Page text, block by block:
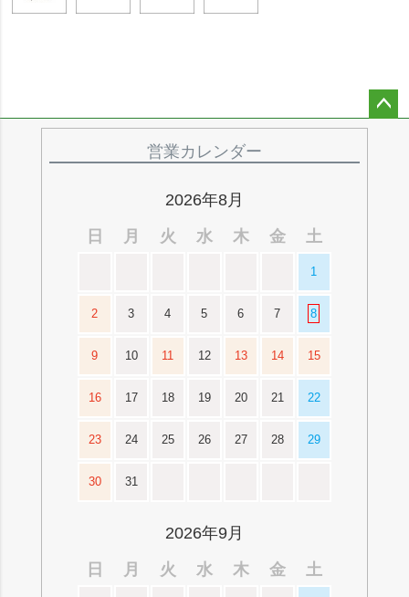
営業カレンダー
2026年8月
日
月 火 水 木 金 土
1
2 3 4 5 6 7 8
9 10 11 12 13 14 15
16 17 18 19 20 21 22
23 24 25 26 27 28 29
30 31
2026年9月
日
月 火 水 木 金 土